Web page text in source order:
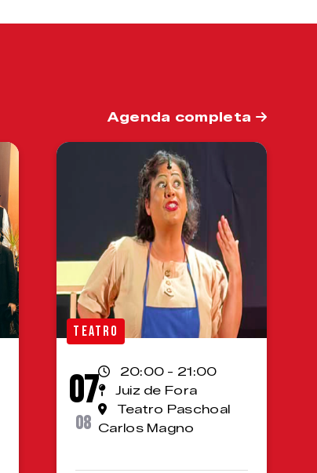
Agenda completa
TEATRO
07
08
20:00 - 21:00
Juiz de Fora
Teatro Paschoal
Carlos Magno